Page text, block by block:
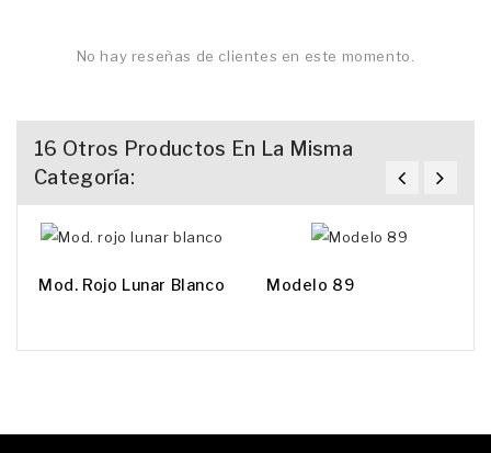
No hay reseñas de clientes en este momento.
16 Otros Productos En La Misma
Categoría:
Mod. Rojo Lunar Blanco Modelo 89